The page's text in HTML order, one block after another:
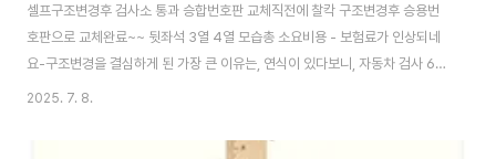
셀프구조변경후 검사소 통과 승합번호판 교체직전에 찰칵 구조변경후 승용번
호판으로 교체완료~~ 뒷좌석 3열 4열 모습총 소요비용 - 보험료가 인상되네
요-구조변경을 결심하게 된 가장 큰 이유는, 연식이 있다보니, 자동차 검사 6개
월 마다 여간 불편한게 아니어서~뒷좌석에 사람타는 일이 생각보다 많지 않았
지 않는 의자로 인해 좀 큰짐을 실어야 할때가 있는데 어려움이 있었고 평소 캠
2025. 7. 8.